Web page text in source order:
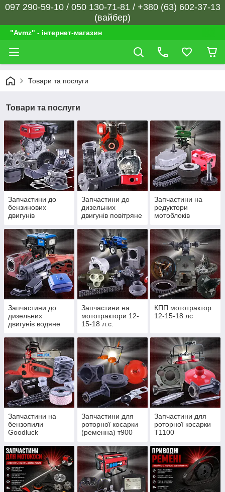
097 290-59-10 / 050 130-71-81 / +380 (63) 602-37-13
(вайбер)
"Avmz" - інтернет-магазин
Товари та послуги
Товари та послуги
Запчастини до
бензинових
двигунів
Запчастини до
дизельних
двигунів повітряне
Запчастини на
редуктори
мотоблоків
Запчастини до
дизельних
двигунів водяне
Запчастини на
мототрактори 12-
15-18 л.с.
КПП мототрактор
12-15-18 лс
Запчастини на
бензопили
Goodluck
350/352, St180
Запчастини для
роторної косарки
(ременна) т900
Запчастини для
роторної косарки
Т1100